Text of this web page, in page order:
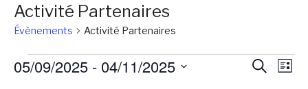
Activité Partenaires
Évènements Activité Partenaires
Évènements Liste
05/09/2025 - 04/11/2025